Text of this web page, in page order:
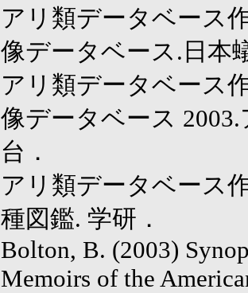
アリ類データベース
像データベース.日本
アリ類データベース
像データベース
台．
アリ類データベース
種図鑑. 学研．
Bolton, B. (2003)
Memoirs of the